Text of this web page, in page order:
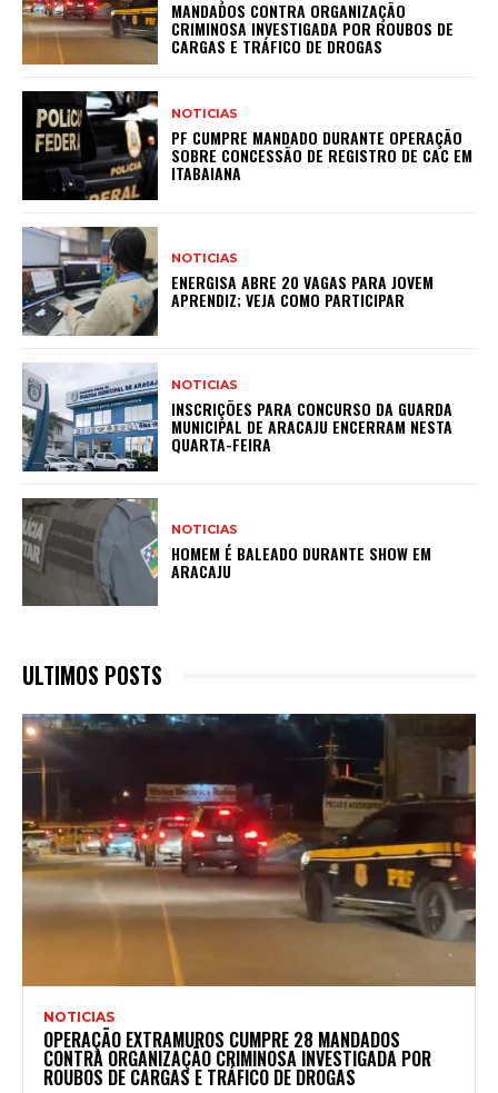
MANDADOS CONTRA ORGANIZAÇÃO
CRIMINOSA INVESTIGADA POR ROUBOS DE
CARGAS E TRÁFICO DE DROGAS
NOTICIAS
PF CUMPRE MANDADO DURANTE OPERAÇÃO
SOBRE CONCESSÃO DE REGISTRO DE CAC EM
ITABAIANA
NOTICIAS
ENERGISA ABRE 20 VAGAS PARA JOVEM
APRENDIZ; VEJA COMO PARTICIPAR
NOTICIAS
INSCRIÇÕES PARA CONCURSO DA GUARDA
MUNICIPAL DE ARACAJU ENCERRAM NESTA
QUARTA-FEIRA
NOTICIAS
HOMEM É BALEADO DURANTE SHOW EM
ARACAJU
ULTIMOS POSTS
NOTICIAS
OPERAÇÃO EXTRAMUROS CUMPRE 28 MANDADOS
CONTRA ORGANIZAÇÃO CRIMINOSA INVESTIGADA POR
ROUBOS DE CARGAS E TRÁFICO DE DROGAS